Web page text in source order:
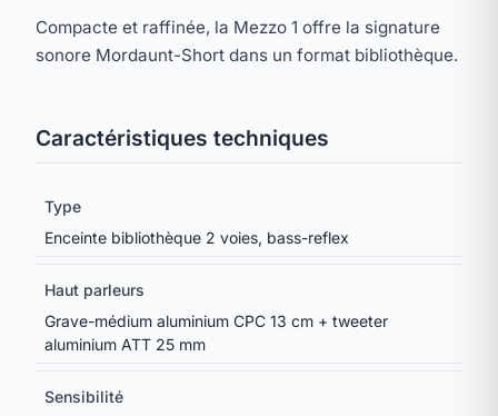
Compacte et raffinée, la Mezzo 1 offre la signature
sonore Mordaunt-Short dans un format bibliothèque.
Caractéristiques techniques
Type
Enceinte bibliothèque 2 voies, bass-reflex
Haut parleurs
Grave-médium aluminium CPC 13 cm + tweeter
aluminium ATT 25 mm
Sensibilité